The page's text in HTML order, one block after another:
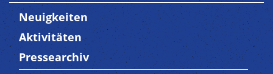
Neuigkeiten
Aktivitäten
Pressearchiv